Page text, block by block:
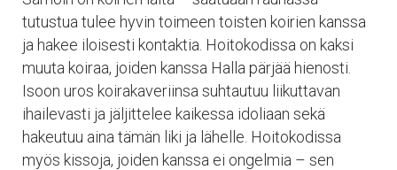
tutustua tulee hyvin toimeen toisten koirien kanssa
ja hakee iloisesti kontaktia. Hoitokodissa on kaksi
muuta koiraa, joiden kanssa Halla pärjää hienosti.
Isoon uros koirakaveriinsa suhtautuu liikuttavan
ihailevasti ja jäljittelee kaikessa idoliaan sekä
hakeutuu aina tämän liki ja lähelle. Hoitokodissa
myös kissoja, joiden kanssa ei ongelmia – sen